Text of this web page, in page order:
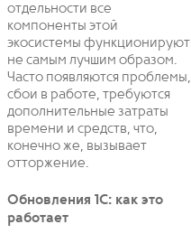
отдельности все
компоненты этой
экосистемы функционируют
не самым лучшим образом.
Часто появляются проблемы,
сбои в работе, требуются
дополнительные затраты
времени и средств, что,
конечно же, вызывает
отторжение.
Обновления 1С: как это
работает